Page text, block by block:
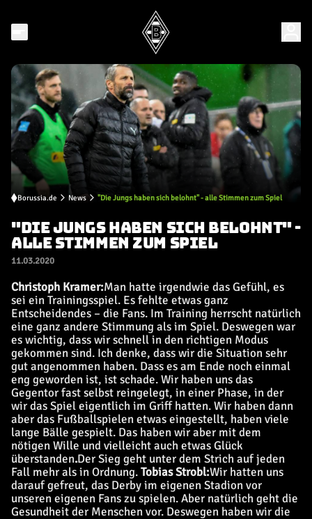
Borussia.de News "Die Jungs haben sich belohnt" - alle Stimmen zum Spiel
"DIE JUNGS HABEN SICH BELOHNT" -
ALLE STIMMEN ZUM SPIEL
11.03.2020
Christoph Kramer:Man hatte irgendwie das Gefühl, es
sei ein Trainingsspiel. Es fehlte etwas ganz
Entscheidendes – die Fans. Im Training herrscht natürlich
eine ganz andere Stimmung als im Spiel. Deswegen war
es wichtig, dass wir schnell in den richtigen Modus
gekommen sind. Ich denke, dass wir die Situation sehr
gut angenommen haben. Dass es am Ende noch einmal
eng geworden ist, ist schade. Wir haben uns das
Gegentor fast selbst reingelegt, in einer Phase, in der
wir das Spiel eigentlich im Griff hatten. Wir haben dann
aber das Fußballspielen etwas eingestellt, haben viele
lange Bälle gespielt. Das haben wir aber mit dem
nötigen Wille und vielleicht auch etwas Glück
überstanden.Der Sieg geht unter dem Strich auf jeden
Fall mehr als in Ordnung.Tobias Strobl:Wir hatten uns
darauf gefreut, das Derby im eigenen Stadion vor
unseren eigenen Fans zu spielen. Aber natürlich geht die
Gesundheit der Menschen vor. Deswegen haben wir die